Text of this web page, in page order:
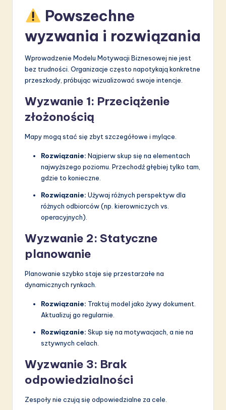
Powszechne
wyzwania i rozwiązania
Wprowadzenie Modelu Motywacji Biznesowej nie jest
bez trudności. Organizacje często napotykają konkretne
przeszkody, próbując wizualizować swoje intencje.
Wyzwanie 1: Przeciążenie
złożonością
Mapy mogą stać się zbyt szczegółowe i mylące.
Rozwiązanie: Najpierw skup się na elementach
najwyższego poziomu. Przechodź głębiej tylko tam,
gdzie to konieczne.
Rozwiązanie: Używaj różnych perspektyw dla
różnych odbiorców (np. kierowniczych vs.
operacyjnych).
Wyzwanie 2: Statyczne
planowanie
Planowanie szybko staje się przestarzałe na
dynamicznych rynkach.
Rozwiązanie: Traktuj model jako żywy dokument.
Aktualizuj go regularnie.
Rozwiązanie: Skup się na motywacjach, a nie na
sztywnych celach.
Wyzwanie 3: Brak
odpowiedzialności
Zespoły nie czują się odpowiedzialne za cele.